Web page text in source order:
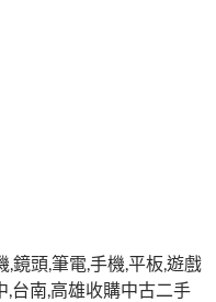
鏡頭,筆電,手機,平板,遊戲
,台南,高雄收購中古二手